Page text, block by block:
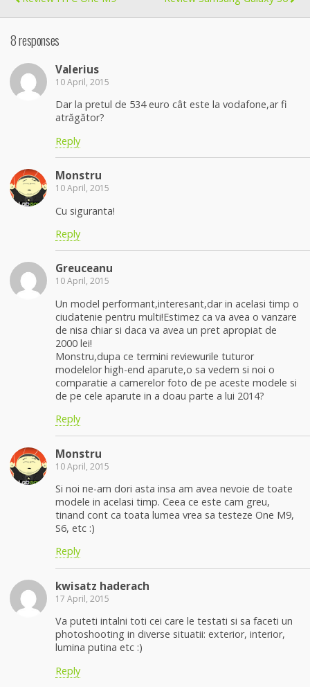
8 responses
Valerius
10 April, 2015
Dar la pretul de 534 euro cât este la vodafone,ar fi
atrăgător?
Reply
Monstru
10 April, 2015
Cu siguranta!
Reply
Greuceanu
10 April, 2015
Un model performant,interesant,dar in acelasi timp o
ciudatenie pentru multi!Estimez ca va avea o vanzare
de nisa chiar si daca va avea un pret apropiat de
2000 lei!
Monstru,dupa ce termini reviewurile tuturor
modelelor high-end aparute,o sa vedem si noi o
comparatie a camerelor foto de pe aceste modele si
de pe cele aparute in a doau parte a lui 2014?
Reply
Monstru
10 April, 2015
Si noi ne-am dori asta insa am avea nevoie de toate
modele in acelasi timp. Ceea ce este cam greu,
tinand cont ca toata lumea vrea sa testeze One M9,
S6, etc :)
Reply
kwisatz haderach
17 April, 2015
Va puteti intalni toti cei care le testati si sa faceti un
photoshooting in diverse situatii: exterior, interior,
lumina putina etc :)
Reply